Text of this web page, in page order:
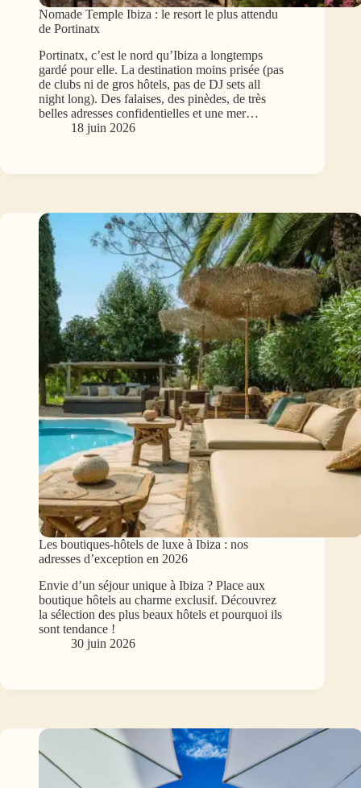
Nomade Temple Ibiza : le resort le plus attendu
de Portinatx
Portinatx, c’est le nord qu’Ibiza a longtemps
gardé pour elle. La destination moins prisée (pas
de clubs ni de gros hôtels, pas de DJ sets all
night long). Des falaises, des pinèdes, de très
belles adresses confidentielles et une mer…
18 juin 2026
Les boutiques-hôtels de luxe à Ibiza : nos
adresses d’exception en 2026
Envie d’un séjour unique à Ibiza ? Place aux
boutique hôtels au charme exclusif. Découvrez
la sélection des plus beaux hôtels et pourquoi ils
sont tendance !
30 juin 2026